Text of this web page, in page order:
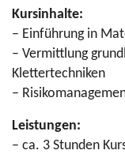
Kursinhalte:
– Einführung in
– Vermittlung
Klettertechniken
–
Leistungen:
– ca. 3 Stunden